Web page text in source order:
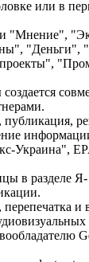
или в
"Мнение",
"Деньги",
Украина",
в разделе
и